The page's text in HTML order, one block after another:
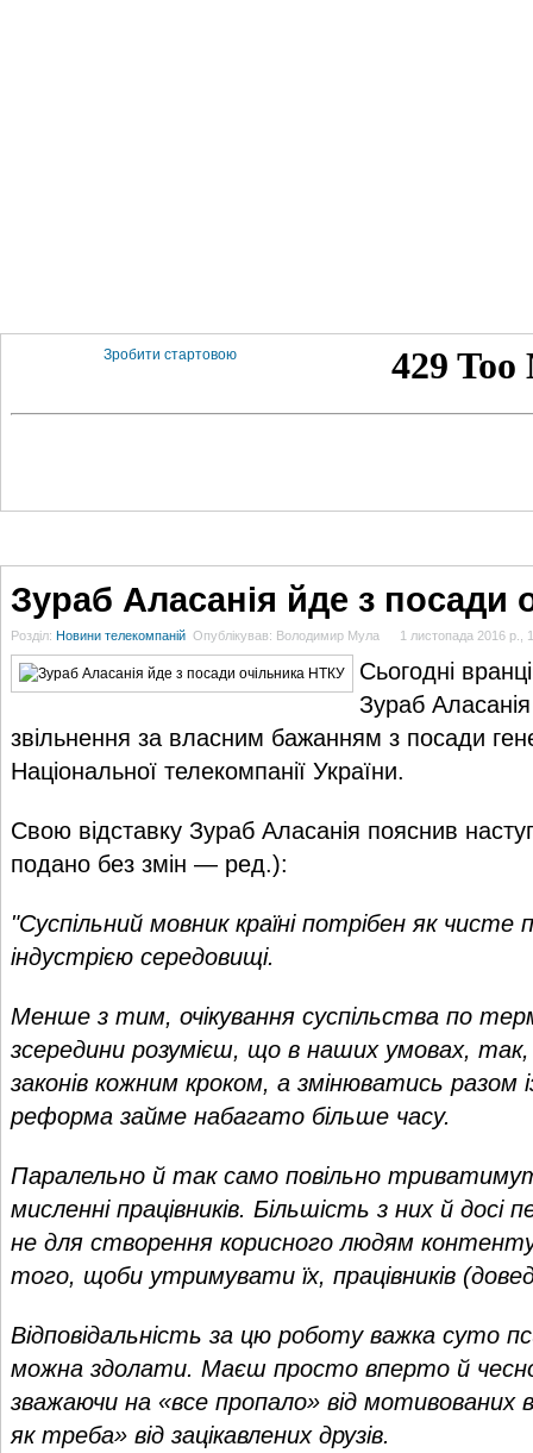
Зробити стартовою
Зураб Аласанія йде з посади
Розділ: Новини телекомпаній Опублікував: Володимир Мула 1 листопада 2016 р.,
Сьогодні
Зураб
звільнення за власним бажанням з посади
Національної телекомпанії України.
Свою відставку Зураб Аласанія пояснив
подано без змін — ред.):
"Суспільний мовник країні потрібен як
індустрією середовищі.
Менше з тим, очікування суспільства по
зсередини розумієш, що в наших умовах,
законів кожним кроком, а змінюватись
реформа займе набагато більше часу.
Паралельно й так само повільно
мисленні працівників. Більшість з них й досі
не для створення корисного людям
того, щоби утримувати їх, працівників
Відповідальність за цю роботу важка суто
можна здолати. Маєш просто вперто й
зважаючи на «все пропало» від мотивованих
як треба» від зацікавлених друзів.